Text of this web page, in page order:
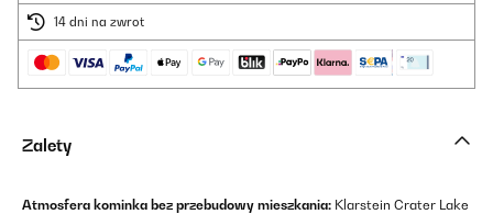
14 dni na zwrot
Zalety
Atmosfera kominka bez przebudowy mieszkania: Klarstein Crater Lake